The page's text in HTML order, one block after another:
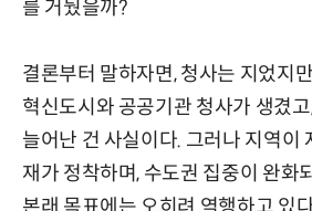
를 거뒀을까?
결론부터 말하자면, 청사는 지었지
혁신도시와 공공기관 청사가 생겼
늘어난 건 사실이다. 그러나 지역이
재가 정착하며, 수도권 집중이 완화